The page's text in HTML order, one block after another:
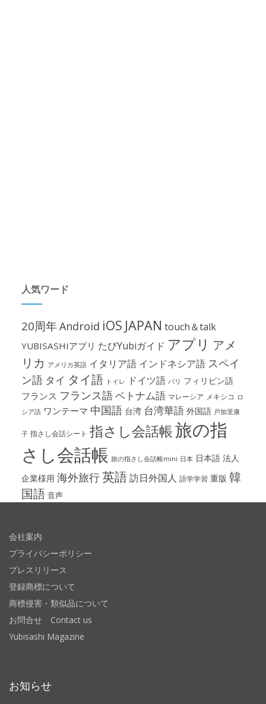
人気ワード
20周年Android iOS JAPAN touch＆talk
YUBISASHIアプリ たびYubiガイド アプリ アメ
リカ アメリカ英語 イタリア語 インドネシア語 スペイ
ン語 タイ タイ語 トイレ ドイツ語 パリ フィリピン語
フランス フランス語ベトナム語 マレーシア メキシコ ロ
シア語 ワンテーマ 中国語 台湾 台湾華語 外国語 戸加里康
子 指さし会話シート 指さし会話帳旅の指
さし会話帳 旅の指さし会話帳mini 日本 日本語 法人
企業様用 海外旅行英語訪日外国人 語学学習 重版 韓
国語 音声
会社案内
プライバシーポリシー
プレスリリース
登録商標について
商標侵害・類似品について
お問合せ Contact us
Yubisashi Magazine
お知らせ